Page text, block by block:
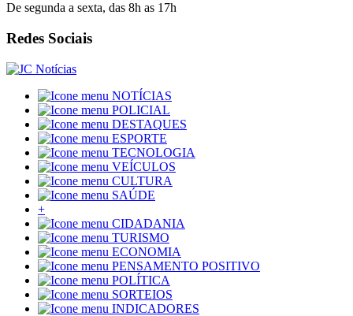
De segunda a sexta, das 8h as 17h
Redes Sociais
NOTÍCIAS
POLICIAL
DESTAQUES
ESPORTE
TECNOLOGIA
VEÍCULOS
CULTURA
SAÚDE
+
CIDADANIA
TURISMO
ECONOMIA
PENSAMENTO POSITIVO
POLÍTICA
SORTEIOS
INDICADORES